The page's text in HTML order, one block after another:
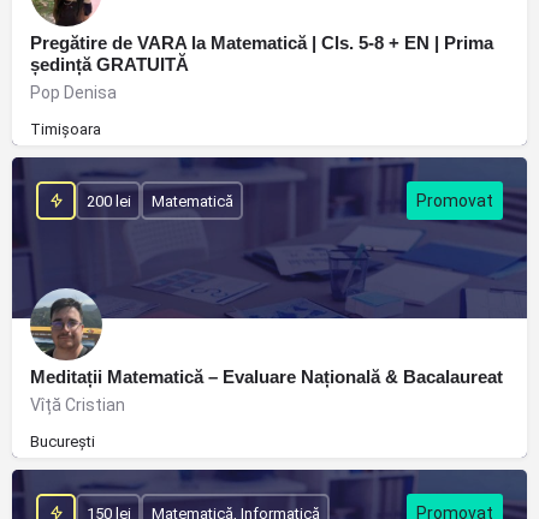
Pregătire de VARA la Matematică | Cls. 5-8 + EN | Prima
ședință GRATUITĂ
Pop Denisa
Timișoara
Meditații Matematică – Evaluare Națională & Bacalaureat
Vîță Cristian
București
200 lei Matematică
150 lei Matematică, Informatică